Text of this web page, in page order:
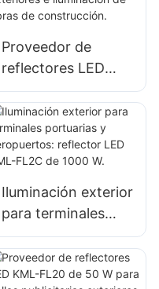
Proveedor de
reflectores LED
KML-FL2C de 500
W para fachadas
de edificios
exteriores e
obras de
construcción.
Iluminación exterior
para terminales
portuarias y
aeropuertos:
reflector LED KML-